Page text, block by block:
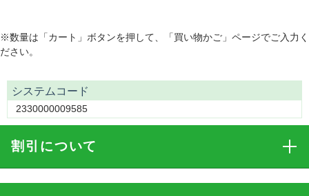
※数量は「カート」ボタンを押して、「買い物かご」ページでご入力く
ださい。
システムコード
2330000009585
割引 について